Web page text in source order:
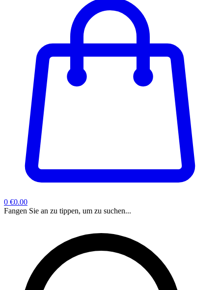
0 €0.00
Fangen Sie an zu tippen, um zu suchen...